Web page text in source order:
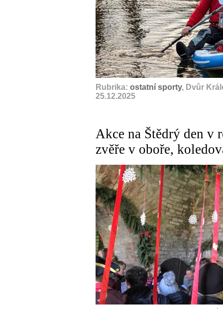
Rubrika: ostatní sporty, Dvůr
25.12.2025
Akce na Štědrý den v
zvěře v oboře,